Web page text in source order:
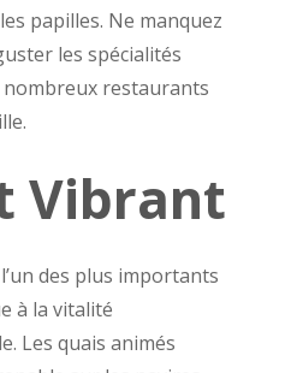
papilles. Ne manquez
les spécialités
nombreux restaurants
Vibrant
des plus importants
à la vitalité
Les quais animés